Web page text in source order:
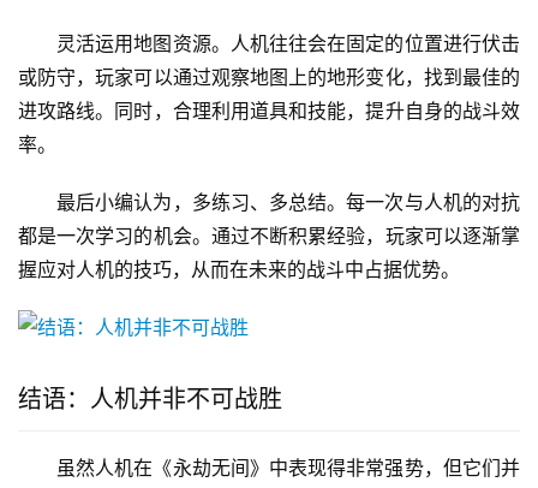
灵活运用地图资源。人机往往会在固定的位置进行伏击
或防守，玩家可以通过观察地图上的地形变化，找到最佳的
进攻路线。同时，合理利用道具和技能，提升自身的战斗效
率。
最后小编认为，多练习、多总结。每一次与人机的对抗
都是一次学习的机会。通过不断积累经验，玩家可以逐渐掌
握应对人机的技巧，从而在未来的战斗中占据优势。
结语：人机并非不可战胜
虽然人机在《永劫无间》中表现得非常强势，但它们并